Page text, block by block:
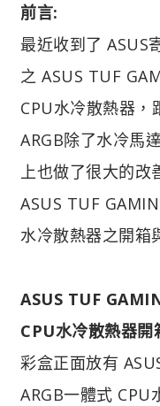
前言:
最近收到了 ASUS
之 ASUS TUF
CPU水冷散熱器，
ARGB除了水冷馬
上也做了很大的
ASUS TUF
水冷散熱器之開箱
ASUS TUF
CPU水冷散熱器開
彩盒正面放有
ARGB一體式 CPU